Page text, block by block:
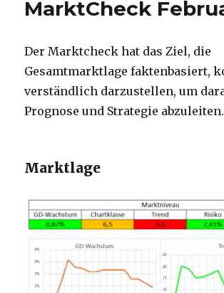
MarktCheck
Der Marktcheck hat das Ziel, die
Gesamtmarktlage faktenbasiert,
verständlich darzustellen, um
Prognose und Strategie abzuleiten.
Marktlage